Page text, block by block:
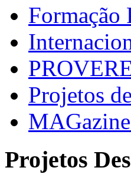
Formação
Projetos
Projetos